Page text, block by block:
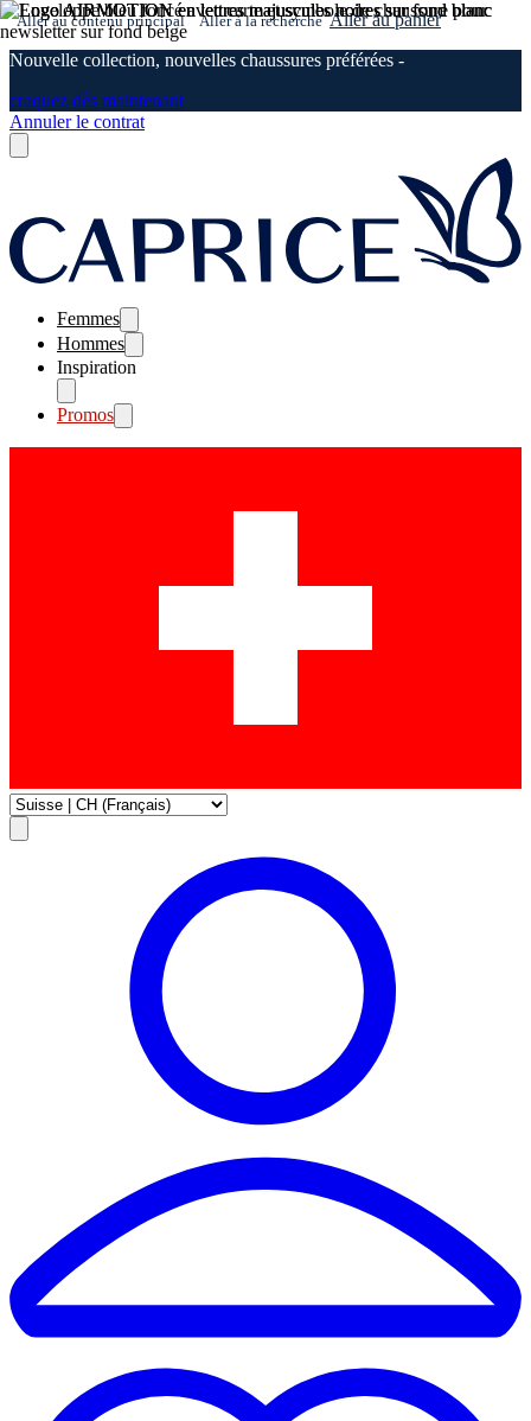
Aller au contenu principal Aller à la recherche Aller au panier
Nouvelle collection, nouvelles chaussures préférées -
craquez dès maintenant
Annuler le contrat
Femmes
Hommes
Inspiration
Promos